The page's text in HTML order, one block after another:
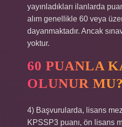
yayınladıkları ilanlarda
alım genellikle 60 veya
dayanmaktadır. Ancak
yoktur.
60 PUANLA
OLUNUR MU?
4) Başvurularda, lisans
KPSSP3 puanı, ön lisans